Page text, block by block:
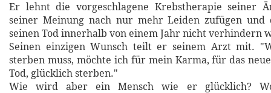
Er lehnt die vorgeschlagene Krebstherapie seiner
seiner Meinung nach nur mehr Leiden zufügen und
seinen Tod innerhalb von einem Jahr nicht verhindern
Seinen einzigen Wunsch teilt er seinem Arzt mit.
sterben muss, möchte ich für mein Karma, für das
Tod, glücklich sterben."
Wie wird aber ein Mensch wie er glücklich?